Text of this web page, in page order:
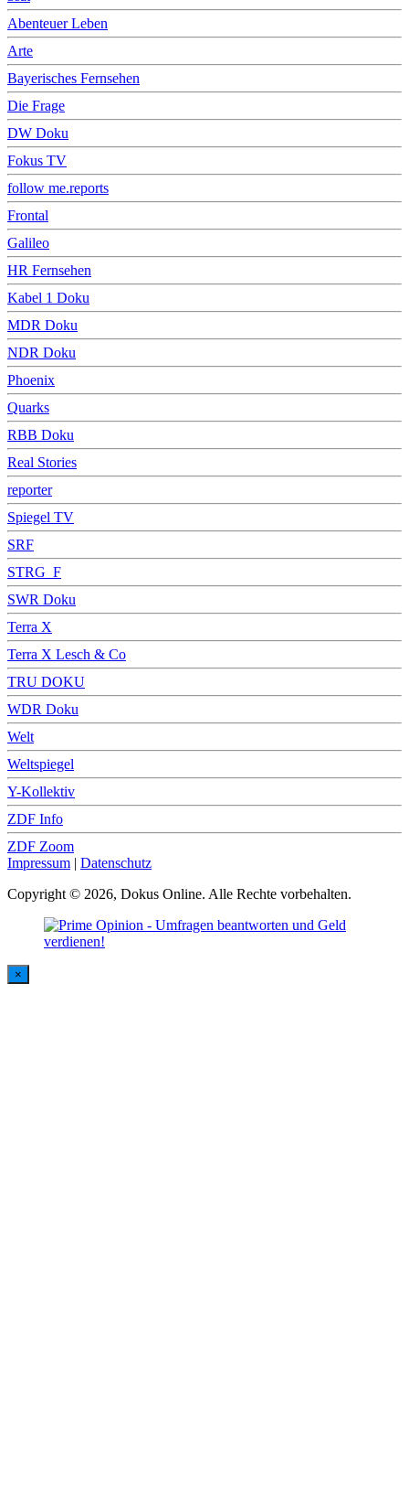
Abenteuer Leben
Arte
Bayerisches Fernsehen
Die Frage
DW Doku
Fokus TV
follow me.reports
Frontal
Galileo
HR Fernsehen
Kabel 1 Doku
MDR Doku
NDR Doku
Phoenix
Quarks
RBB Doku
Real Stories
reporter
Spiegel TV
SRF
STRG_F
SWR Doku
Terra X
Terra X Lesch & Co
TRU DOKU
WDR Doku
Welt
Weltspiegel
Y-Kollektiv
ZDF Info
ZDF Zoom
Impressum | Datenschutz
Copyright © 2026, Dokus Online. Alle Rechte vorbehalten.
×